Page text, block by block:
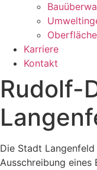
Karriere
Kontakt
Rudolf-
Die Stadt
Ausschreibung eines